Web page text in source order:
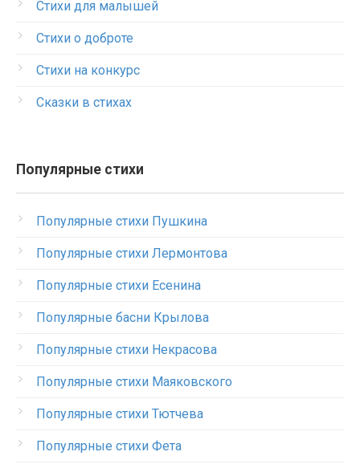
Стихи для малышей
Стихи о доброте
Стихи на конкурс
Сказки в стихах
Популярные стихи
Популярные стихи Пушкина
Популярные стихи Лермонтова
Популярные стихи Есенина
Популярные басни Крылова
Популярные стихи Некрасова
Популярные стихи Маяковского
Популярные стихи Тютчева
Популярные стихи Фета